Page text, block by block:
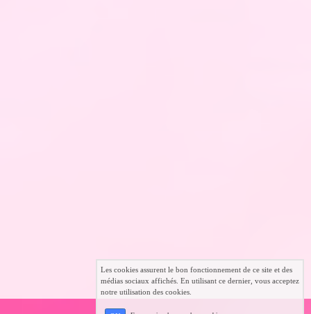
Les cookies assurent le bon fonctionnement de ce site et des
médias sociaux affichés. En utilisant ce dernier, vous acceptez
notre utilisation des cookies.